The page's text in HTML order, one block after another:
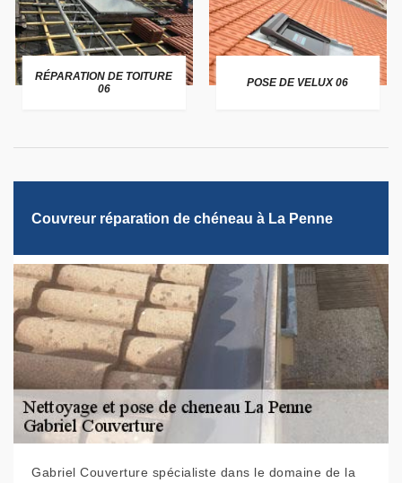
RÉPARATION DE TOITURE
06
POSE DE VELUX 06
Couvreur réparation de chéneau à La Penne
Gabriel Couverture spécialiste dans le domaine de la